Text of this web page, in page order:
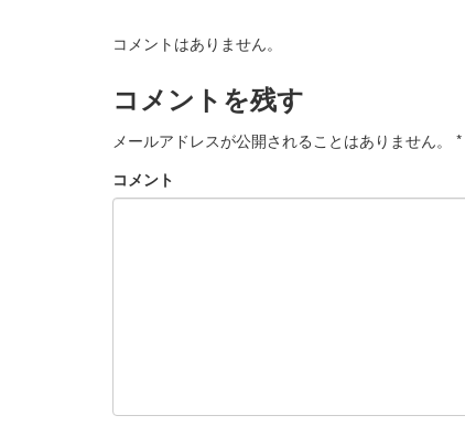
コメントはありません。
コメントを残す
メールアドレスが公開されることはありません。 *
コメント